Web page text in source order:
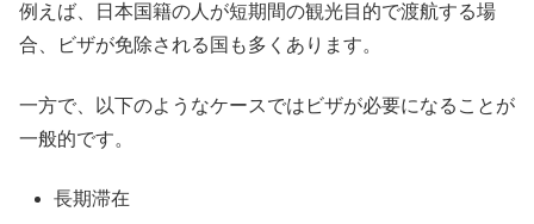
例えば、日本国籍の人が短期間の観光目的で渡航する場
合、ビザが免除される国も多くあります。
一方で、以下のようなケースではビザが必要になることが
一般的です。
長期滞在